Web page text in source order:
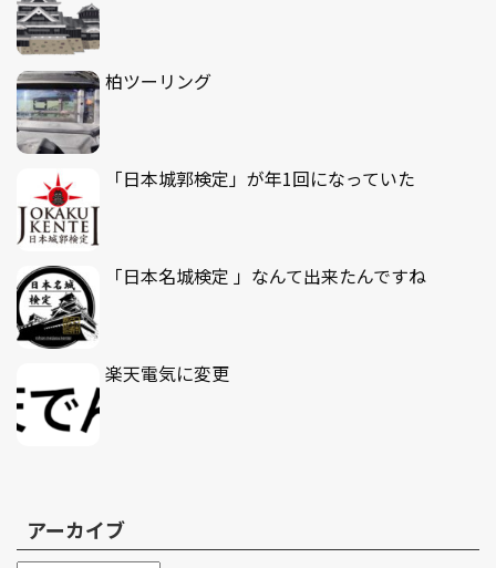
柏ツーリング
「日本城郭検定」が年1回になっていた
「日本名城検定 」なんて出来たんですね
楽天電気に変更
アーカイブ